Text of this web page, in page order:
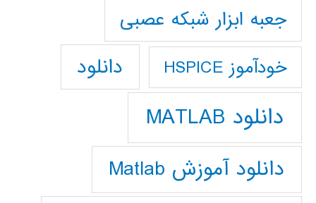
جعبه ابزار شبکه عصبی
خودآموز HSPICE دانلود
دانلود MATLAB
دانلود آموزش Matlab